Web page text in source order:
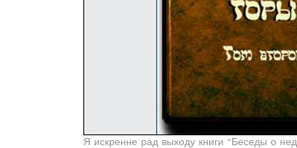
Я искренне рад выходу книги "Беседы о